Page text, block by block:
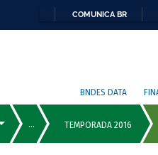
COMUNICA BR
BNDES DATA